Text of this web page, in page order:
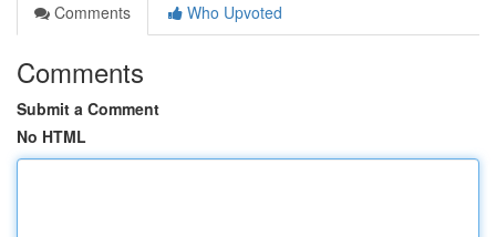
Comments
Who Upvoted
Comments
Submit a Comment
No HTML